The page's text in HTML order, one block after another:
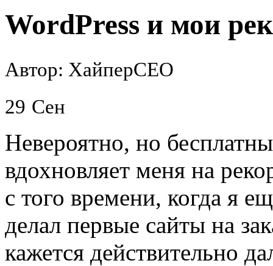
WordPress и мои
Автор: ХайперСЕО
29 Сен
Невероятно, но
вдохновляет меня на
с того времени, когда я
делал первые сайты на
кажется действительно